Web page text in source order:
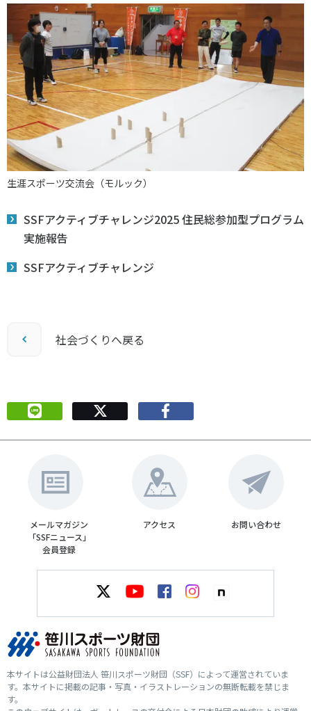
生涯スポーツ交流会（モルック）
SSFアクティブチャレンジ2025 住民総参加型プログラム
実施報告
SSFアクティブチャレンジ
社会づくりへ戻る
メールマガジン
「SSFニュース」
会員登録
アクセス お問い合わせ
本サイトは公益財団法人 笹川スポーツ財団（SSF）によって運営されていま
す。本サイトに掲載の記事・写真・イラストレーションの無断転載を禁じま
す。